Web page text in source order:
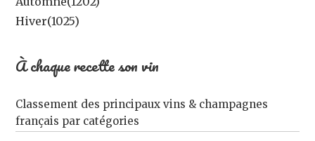
Hiver(1025)
À chaque recette son vin
Classement des principaux vins & champagnes
français par catégories